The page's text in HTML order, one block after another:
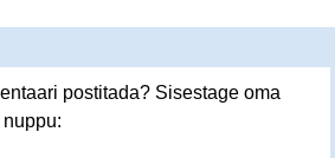
postitada? Sisestage oma